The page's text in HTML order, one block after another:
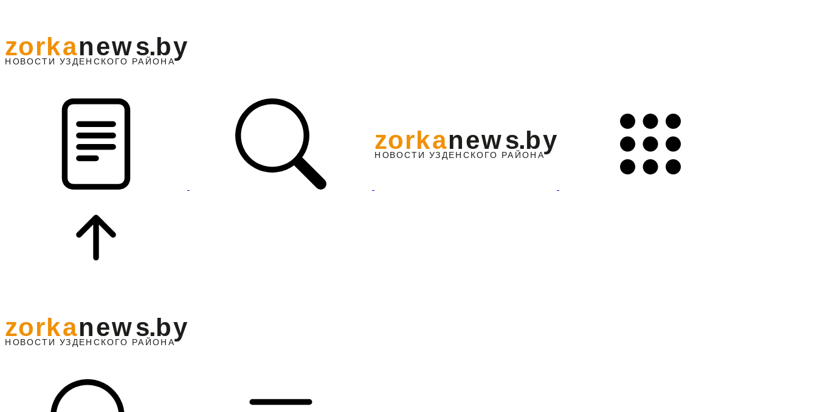
НО ВОСТИ УЗДЕНС КО ГО РАЙОНА
zorkanews.by